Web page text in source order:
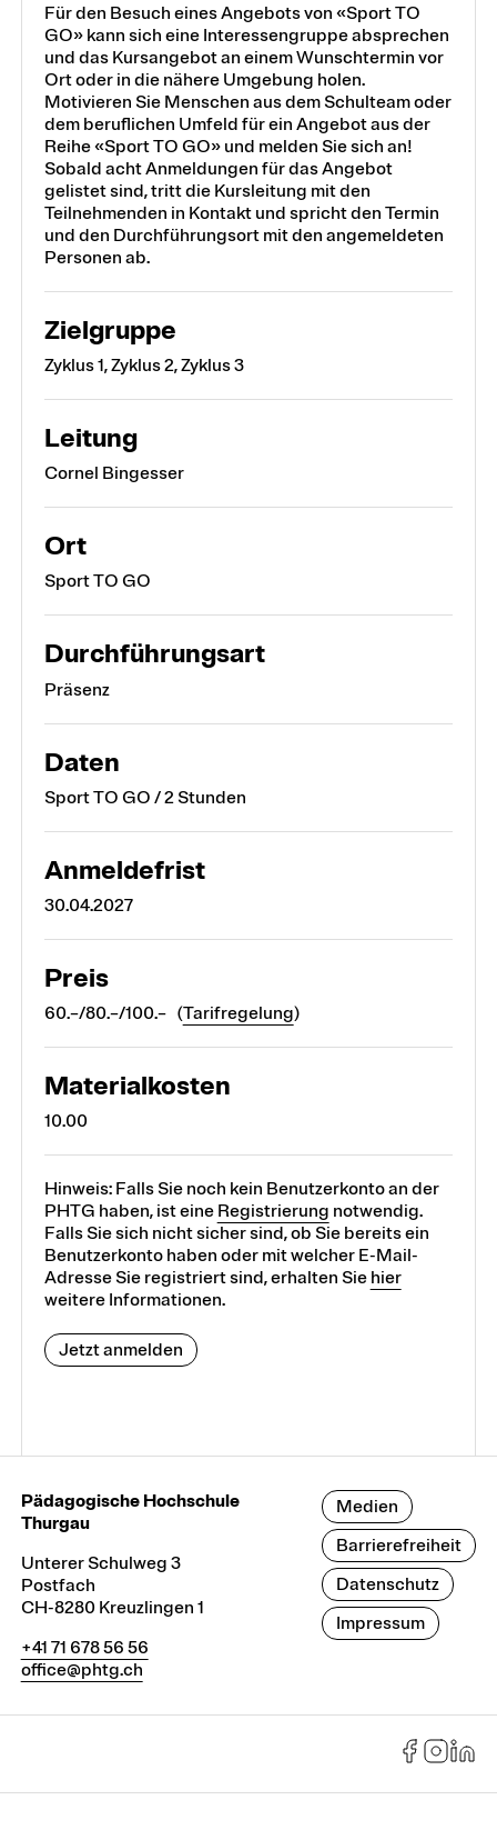
Für den Besuch eines Angebots von «Sport TO
GO» kann sich eine Interessengruppe absprechen
und das Kursangebot an einem Wunschtermin vor
Ort oder in die nähere Umgebung holen.
Motivieren Sie Menschen aus dem Schulteam oder
dem beruflichen Umfeld für ein Angebot aus der
Reihe «Sport TO GO» und melden Sie sich an!
Sobald acht Anmeldungen für das Angebot
gelistet sind, tritt die Kursleitung mit den
Teilnehmenden in Kontakt und spricht den Termin
und den Durchführungsort mit den angemeldeten
Personen ab.
Zielgruppe
Zyklus 1, Zyklus 2, Zyklus 3
Leitung
Cornel Bingesser
Ort
Sport TO GO
Durchführungsart
Präsenz
Daten
Sport TO GO / 2 Stunden
Anmeldefrist
30.04.2027
Preis
60.–/80.–/100.– (Tarifregelung)
Materialkosten
10.00
Hinweis: Falls Sie noch kein Benutzerkonto an der
PHTG haben, ist eine Registrierung notwendig.
Falls Sie sich nicht sicher sind, ob Sie bereits ein
Benutzerkonto haben oder mit welcher E-Mail-
Adresse Sie registriert sind, erhalten Sie hier
weitere Informationen.
Jetzt anmelden
Pädagogische Hochschule
Thurgau
Unterer Schulweg 3
Postfach
CH-8280 Kreuzlingen 1
+41 71 678 56 56
office@phtg.ch
Medien
Barrierefreiheit
Datenschutz
Impressum